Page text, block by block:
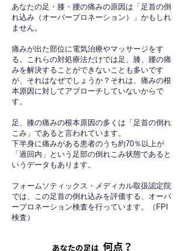
あなたの足・膝・腰の痛みの原因は「足首の倒
れ込み（オーバープロネーション）」かもしれ
ません。
痛みが出た部位に電気治療やマッサージをす
る。これらの対処療法だけでは足、膝、腰の痛
みを解決することができないことも多いです
が、それはなぜでしょうか？それは、痛みの根
本原因に対してアプローチしていないからで
す。
足、膝の痛みの根本原因の多くは「足首の倒れ
こみ」であると言われています。
下半身に痛みがある患者のうち約70％以上が
「過回内」という足部の倒れこみ状態であると
いうデータもあります。
フォームソティックス・メディカル取扱認定院
では、この足首の倒れ込みを評価する、オーバ
ープロネーション検査を行っています。（FPI
検査）​